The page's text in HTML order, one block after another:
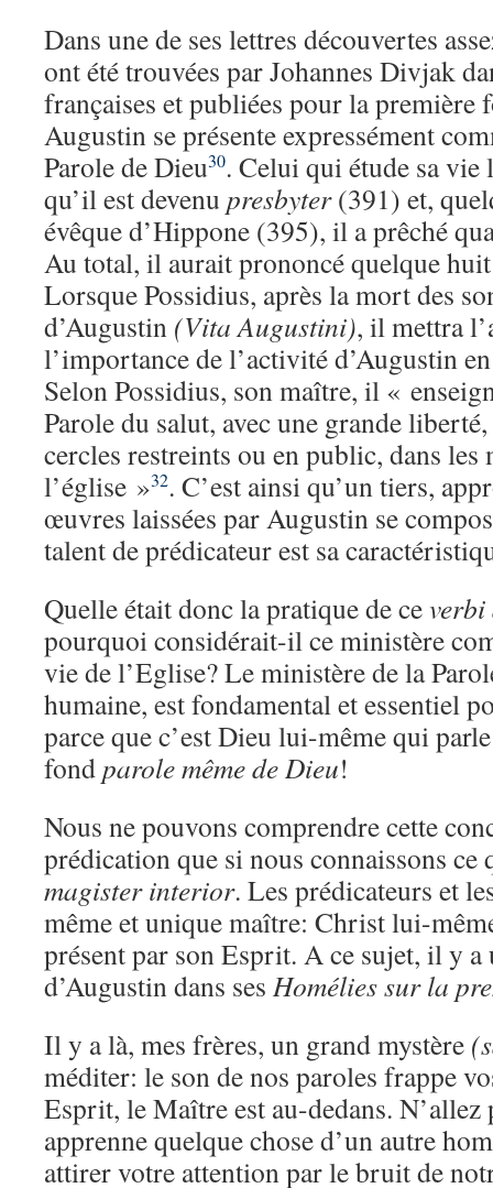
Dans une de ses lettres découvertes
ont été trouvées par Johannes Divjak
françaises et publiées pour la première
Augustin se présente expressément
Parole de Dieu30. Celui qui étude sa vie
qu’il est devenu presbyter(391) et,
évêque d’Hippone (395), il a prêché
Au total, il aurait prononcé quelque
Lorsque Possidius, après la mort des
d’Augustin (Vita Augustini), il mettra
l’importance de l’activité d’Augustin
Selon Possidius, son maître, il «
Parole du salut, avec une grande
cercles restreints ou en public, dans les
l’église »32. C’est ainsi qu’un tiers,
œuvres laissées par Augustin se
talent de prédicateur est sa
Quelle était donc la pratique de ce
pourquoi considérait-il ce ministère
vie de l’Eglise? Le ministère de la
humaine, est fondamental et essentiel
parce que c’est Dieu lui-même qui
fondparole même de Dieu!
Nous ne pouvons comprendre cette
prédication que si nous connaissons ce
magister interior. Les prédicateurs et
même et unique maître: Christ lui-
présent par son Esprit. A ce sujet, il y a
d’Augustin dans ses Homélies sur la
Il y a là, mes frères, un grand mystère
méditer: le son de nos paroles frappe
Esprit, le Maître est au-dedans. N’allez
apprenne quelque chose d’un autre
attirer votre attention par le bruit de